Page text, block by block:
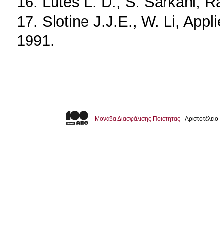
17. Slotine J.J.E., W. Li,
1991.
Μονάδα Διασφάλισης Ποιότητας -